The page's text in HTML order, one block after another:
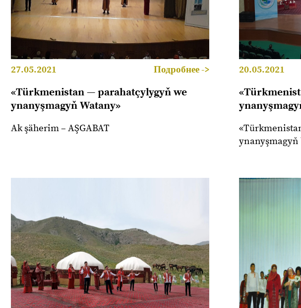
27.05.2021 Подробнее ->
«Türkmenistan — parahatçylygyň we
ynanyşmagyň Watany»
Ak şäherim – AŞGABAT
20.05.2021
ynanyşmagyň